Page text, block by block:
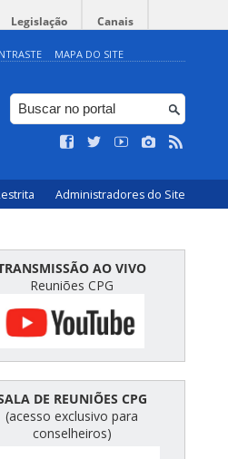
Legislação Canais
MAPA DO SITE
Administradores do Site
AO VIVO
Reuniões CPG
DE REUNIÕES CPG
(acesso exclusivo para
conselheiros)